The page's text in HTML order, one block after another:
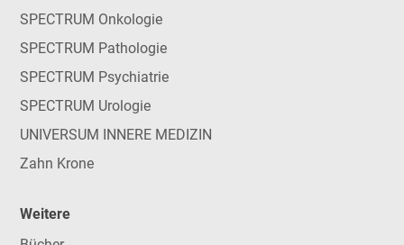
SPECTRUM Onkologie
SPECTRUM Pathologie
SPECTRUM Psychiatrie
SPECTRUM Urologie
UNIVERSUM INNERE MEDIZIN
Zahn Krone
Weitere